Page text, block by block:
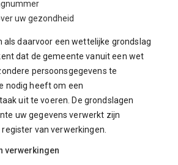
uw gezondheid
als daarvoor een wettelijke grondslag
dat de gemeente vanuit een wet
persoonsgegevens te
nodig heeft om een
uit te voeren. De grondslagen
uw gegevens verwerkt zijn
van verwerkingen.
verwerkingen